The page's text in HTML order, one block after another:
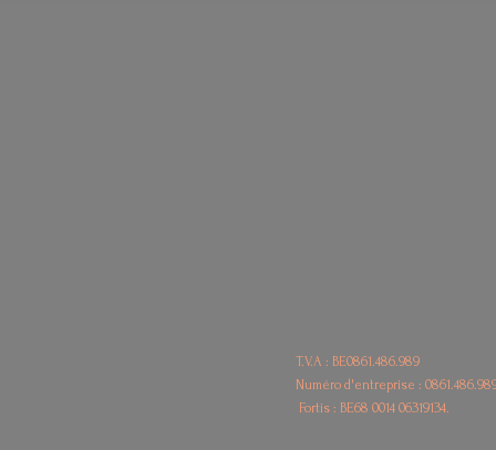
T.V.A : BE0861.486.989
Numéro d'entreprise :
Fortis : BE68 0014 06319134.